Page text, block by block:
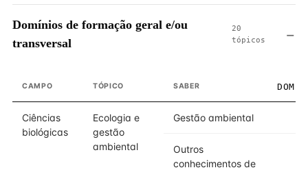
Domínios de formação geral e/ou
transversal
20
tópicos
CAMPO TÓPICO SABER
Ciências
biológicas
Ecologia e
gestão
ambiental
Gestão ambiental
Outros
conhecimentos de